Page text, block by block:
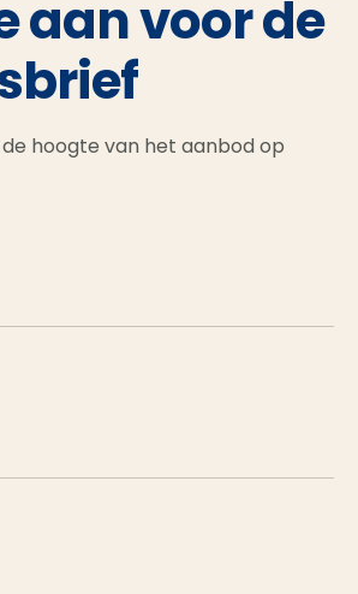
aan voor de
hoogte van het aanbod op